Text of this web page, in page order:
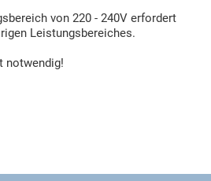
von 220 - 240V erfordert
Leistungsbereiches.
notwendig!